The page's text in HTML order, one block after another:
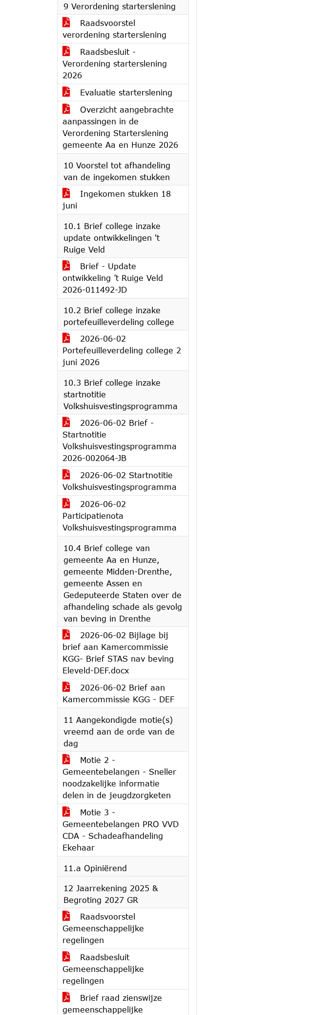
9 Verordening starterslening
Raadsvoorstel
verordening starterslening
Raadsbesluit -
Verordening starterslening
2026
Evaluatie starterslening
Overzicht aangebrachte
aanpassingen in de
Verordening Starterslening
gemeente Aa en Hunze 2026
10 Voorstel tot afhandeling
van de ingekomen stukken
Ingekomen stukken 18
juni
10.1 Brief college inzake
update ontwikkelingen 't
Ruige Veld
Brief - Update
ontwikkeling ’t Ruige Veld
2026-011492-JD
10.2 Brief college inzake
portefeuilleverdeling college
2026-06-02
Portefeuilleverdeling college 2
juni 2026
10.3 Brief college inzake
startnotitie
Volkshuisvestingsprogramma
2026-06-02 Brief -
Startnotitie
Volkshuisvestingsprogramma
2026-002064-JB
2026-06-02 Startnotitie
Volkshuisvestingsprogramma
2026-06-02
Participatienota
Volkshuisvestingsprogramma
10.4 Brief college van
gemeente Aa en Hunze,
gemeente Midden-Drenthe,
gemeente Assen en
Gedeputeerde Staten over de
afhandeling schade als gevolg
van beving in Drenthe
2026-06-02 Bijlage bij
brief aan Kamercommissie
KGG- Brief STAS nav beving
Eleveld-DEF.docx
2026-06-02 Brief aan
Kamercommissie KGG - DEF
11 Aangekondigde motie(s)
vreemd aan de orde van de
dag
Motie 2 -
Gemeentebelangen - Sneller
noodzakelijke informatie
delen in de jeugdzorgketen
Motie 3 -
Gemeentebelangen PRO VVD
CDA - Schadeafhandeling
Ekehaar
11.a Opiniërend
12 Jaarrekening 2025 &
Begroting 2027 GR
Raadsvoorstel
Gemeenschappelijke
regelingen
Raadsbesluit
Gemeenschappelijke
regelingen
Brief raad zienswijze
gemeenschappelijke